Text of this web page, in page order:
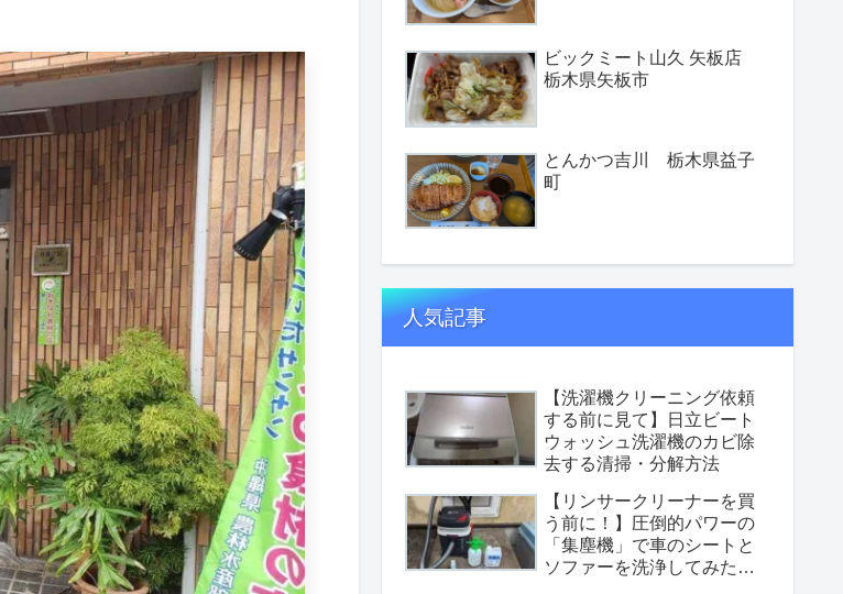
ビックミート山久 矢板店
栃木県矢板市
とんかつ吉川 栃木県益子
町
人気記事
【洗濯機クリーニング依頼
する前に見て】日立ビート
ウォッシュ洗濯機のカビ除
去する清掃・分解方法
【リンサークリーナーを買
う前に！】圧倒的パワーの
「集塵機」で車のシートと
ソファーを洗浄してみた